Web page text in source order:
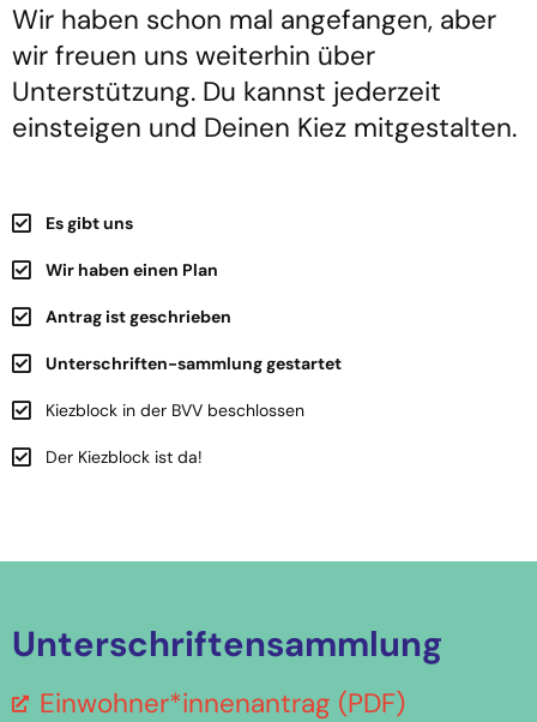
Wir haben schon mal angefangen, aber
wir freuen uns weiterhin über
Unterstützung. Du kannst jederzeit
einsteigen und Deinen Kiez mitgestalten.
Es gibt uns
Wir haben einen Plan
Antrag ist geschrieben
Unterschriften-sammlung gestartet
Kiezblock in der BVV beschlossen
Der Kiezblock ist da!
Unterschriftensammlung
Einwohner*innenantrag (PDF)